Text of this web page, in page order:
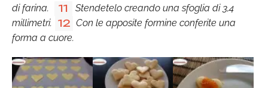
di farina.
11
Stendetelo creando una sfoglia di 3,4
millimetri. 12 Con le apposite formine conferite una
forma a cuore.